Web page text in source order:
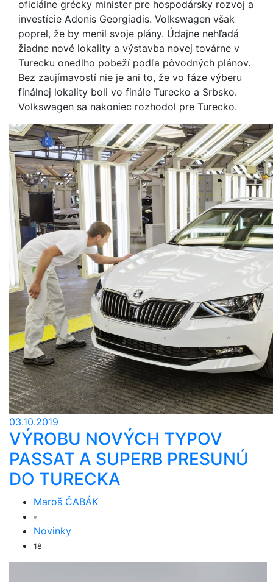
oficiálne grécky minister pre hospodársky rozvoj a
investície Adonis Georgiadis. Volkswagen však
poprel, že by menil svoje plány. Údajne nehľadá
žiadne nové lokality a výstavba novej továrne v
Turecku onedlho pobeží podľa pôvodných plánov.
Bez zaujímavostí nie je ani to, že vo fáze výberu
finálnej lokality boli vo finále Turecko a Srbsko.
Volkswagen sa nakoniec rozhodol pre Turecko.
03.10.2019
VÝROBU NOVÝCH TYPOV
PASSAT A SUPERB PRESUNÚ
DO TURECKA
Maroš ČABÁK
Novinky
18